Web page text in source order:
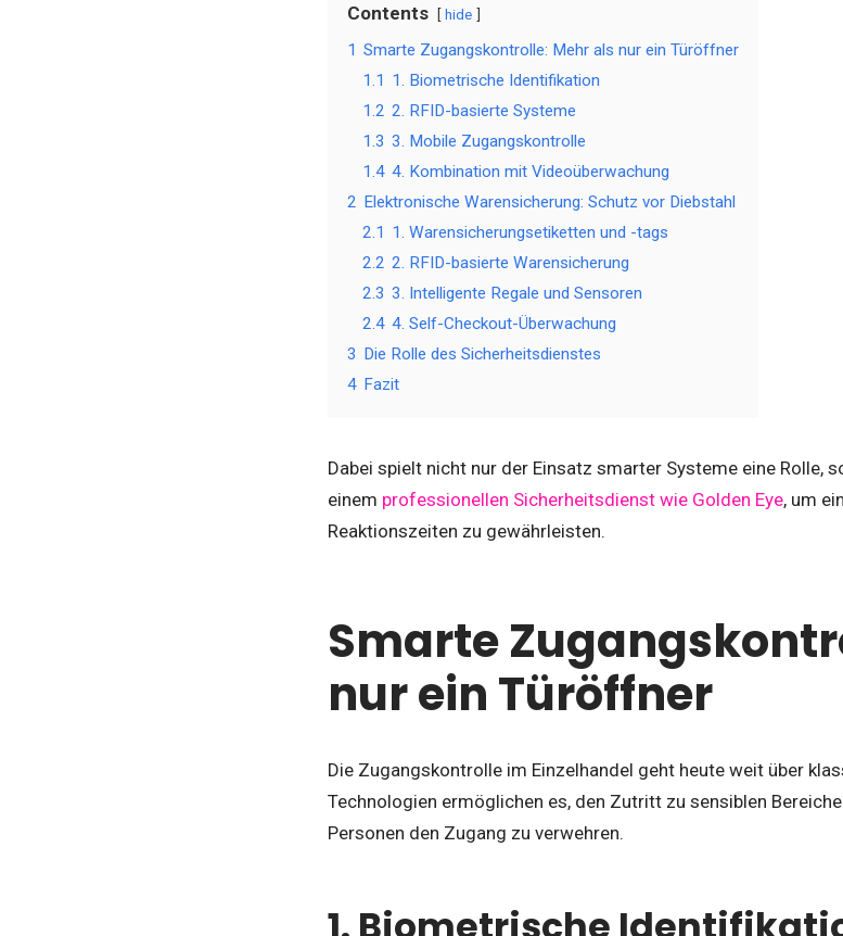
Contents hide
1 Smarte Zugangskontrolle: Mehr als nur ein Türöffner
1.1 1. Biometrische Identifikation
1.2 2. RFID-basierte Systeme
1.3 3. Mobile Zugangskontrolle
1.4 4. Kombination mit Videoüberwachung
2 Elektronische Warensicherung: Schutz vor Diebstahl
2.1 1. Warensicherungsetiketten und -tags
2.2 2. RFID-basierte Warensicherung
2.3 3. Intelligente Regale und Sensoren
2.4 4. Self-Checkout-Überwachung
3 Die Rolle des Sicherheitsdienstes
4 Fazit
Dabei spielt nicht nur der Einsatz smarter Systeme eine Rolle,
einem professionellen Sicherheitsdienst wie Golden Eye, um
Reaktionszeiten zu gewährleisten.
Smarte
nur ein Türöffner
Die Zugangskontrolle im Einzelhandel geht heute weit über
Technologien ermöglichen es, den Zutritt zu sensiblen
Personen den Zugang zu verwehren.